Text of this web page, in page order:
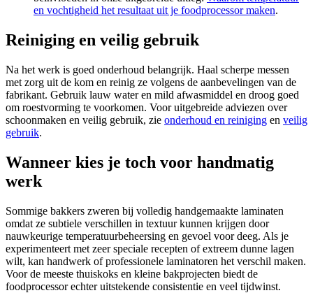
en vochtigheid het resultaat uit je foodprocessor maken.
Reiniging en veilig gebruik
Na het werk is goed onderhoud belangrijk. Haal scherpe messen
met zorg uit de kom en reinig ze volgens de aanbevelingen van de
fabrikant. Gebruik lauw water en mild afwasmiddel en droog goed
om roestvorming te voorkomen. Voor uitgebreide adviezen over
schoonmaken en veilig gebruik, zie onderhoud en reiniging en veilig
gebruik.
Wanneer kies je toch voor handmatig
werk
Sommige bakkers zweren bij volledig handgemaakte laminaten
omdat ze subtiele verschillen in textuur kunnen krijgen door
nauwkeurige temperatuurbeheersing en gevoel voor deeg. Als je
experimenteert met zeer speciale recepten of extreem dunne lagen
wilt, kan handwerk of professionele laminatoren het verschil maken.
Voor de meeste thuiskoks en kleine bakprojecten biedt de
foodprocessor echter uitstekende consistentie en veel tijdwinst.